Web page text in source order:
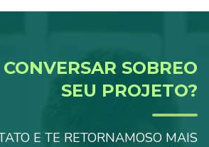
SOBREO
SEU PROJETO?
E TE RETORNAMOSO MAIS